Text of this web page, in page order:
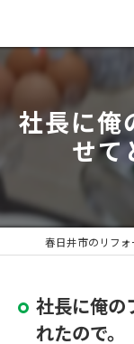
社長に俺
せて
社長に俺の
れたので。